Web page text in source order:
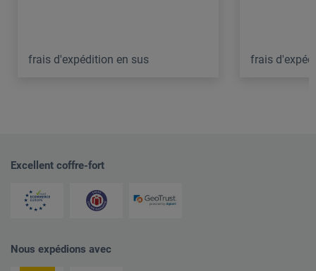
frais d'expédition en sus frais
Excellent coffre-fort
Nous expédions avec